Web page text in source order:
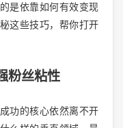
是依靠如何有效变现
这些技巧，帮你打开
粉丝粘性
功的核心依然离不开